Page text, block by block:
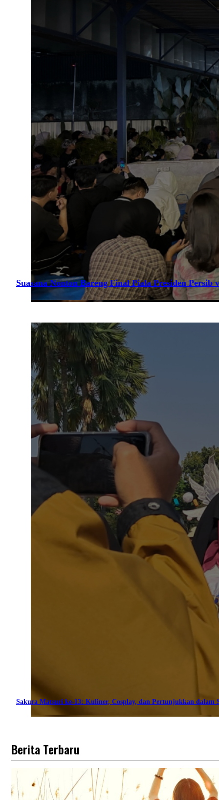
Suasana Nonton Bareng Final Piala Presiden Persib
Sakura Matsuri ke-13: Kuliner, Cosplay, dan Pertunjukkan dalam
Berita Terbaru